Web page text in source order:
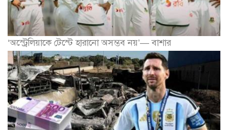
‘অস্ট্রেলিয়াকে টেস্টে হারানো অসম্ভব নয়’— বাশার